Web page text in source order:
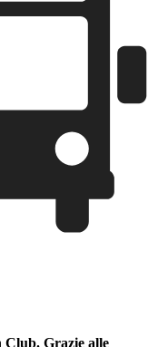
Club. Grazie alle